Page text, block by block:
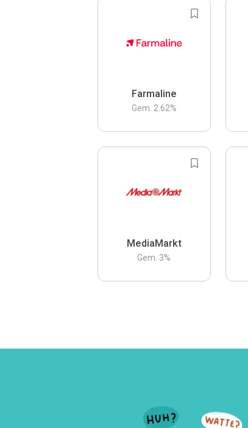
Farmaline
Gem. 2.62%
MediaMarkt
Gem. 3%